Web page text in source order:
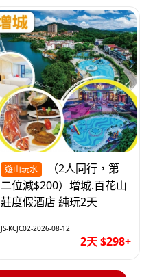
遊山玩水
二位減$200）增城.百花山
莊度假酒店 純玩2天
JS-KCJC02-2026-08-12
2天 $298+